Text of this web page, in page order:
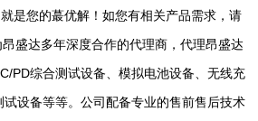
是您的蕞优解！如您有相关产品需求，请
盛达多年深度合作的代理商，代理昂盛达
PD综合测试设备、模拟电池设备、无线充
设备等等。公司配备专业的售前售后技术